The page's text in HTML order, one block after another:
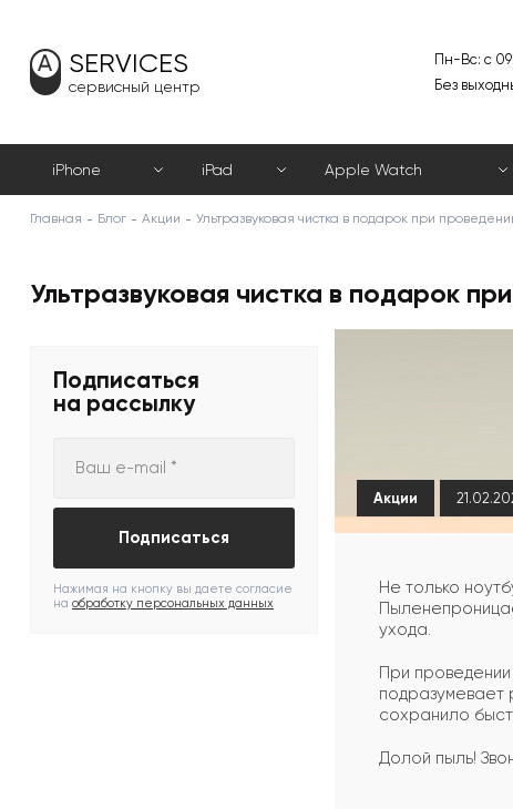
SERVICES
сервисный центр
Пн-Вс: с
Без
iPhone iPad Apple Watch
Главная Блог Акции Ультразвуковая чистка в подарок при
Ультразвуковая чистка в подарок
Акции
Не только
ухода.
При
подразумевает
сохранило
Долой пыль!
Подписаться
на рассылку
Ваш e-mail *
Подписаться
Нажимая на кнопку вы даете согласие
на обработку персональных данных